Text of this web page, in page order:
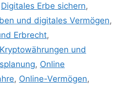
Digitales Erbe sichern,
und digitales Vermögen,
Erbrecht,
Kryptowährungen und
, Online
, Online-Vermögen,